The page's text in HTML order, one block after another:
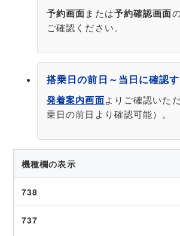
予約画面または予約確認画面
ご確認ください。
搭乗日の前日～当日に確認
発着案内画面よりご確認いた
乗日の前日より確認可能）。
機種欄の表示
738
737